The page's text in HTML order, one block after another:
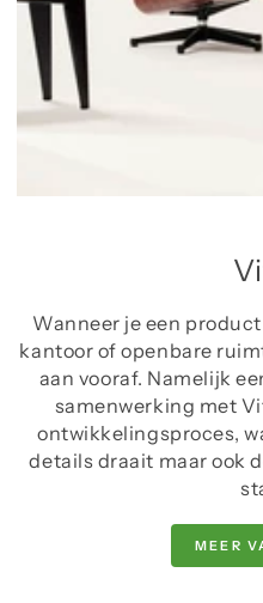
Wanneer je een
kantoor of openbare
aan vooraf. Namelijk
samenwerking met
ontwikkelingsproces,
details draait maar ook
MEER